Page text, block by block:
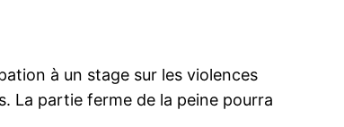
à un stage sur les violences
La partie ferme de la peine pourra